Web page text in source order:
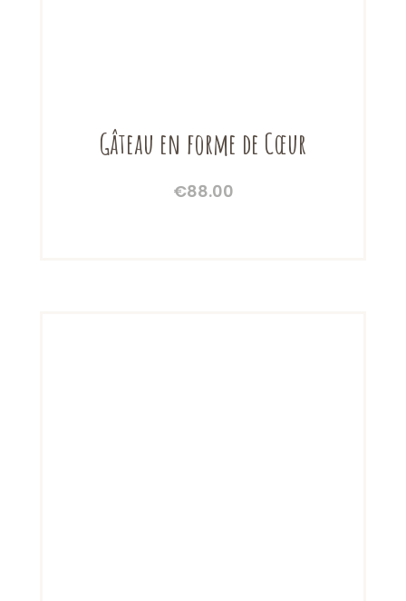
Gâteau en forme de Cœur
€88.00